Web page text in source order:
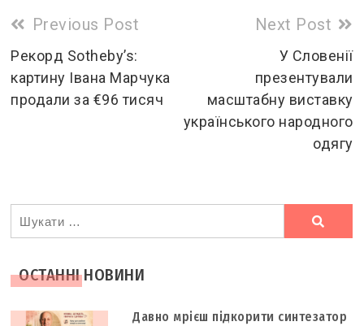
Read
more
articles
Previous Post
Рекорд Sotheby’s:
картину Івана Марчука
продали за €96 тисяч
Next Post
У Словенії
презентували
масштабну виставку
українського народного
одягу
Ви
шукали
ОСТАННІ НОВИНИ
Давно мрієш підкорити синтезатор